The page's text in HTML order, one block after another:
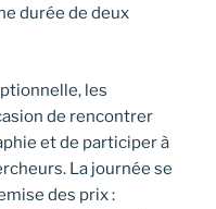
durée de deux
les
de rencontrer
et de participer à
La journée se
des prix :